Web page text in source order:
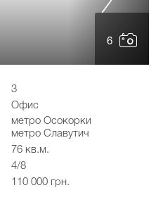
6
3
Офис
метро Осокорки
метро Славутич
76 кв.м.
4/8
110 000 грн.